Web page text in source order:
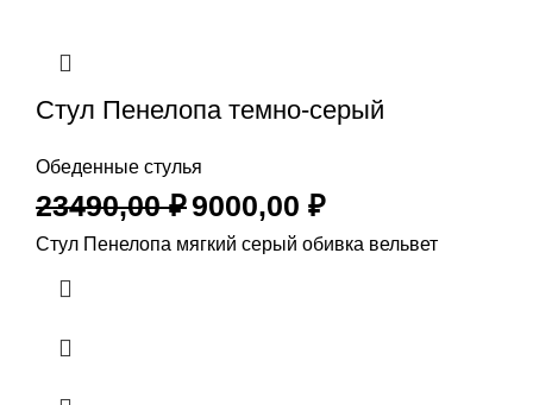
Стул Пенелопа темно-серый
Обеденные стулья
23490,00₽9000,00 ₽
Стул Пенелопа мягкий серый обивка вельвет